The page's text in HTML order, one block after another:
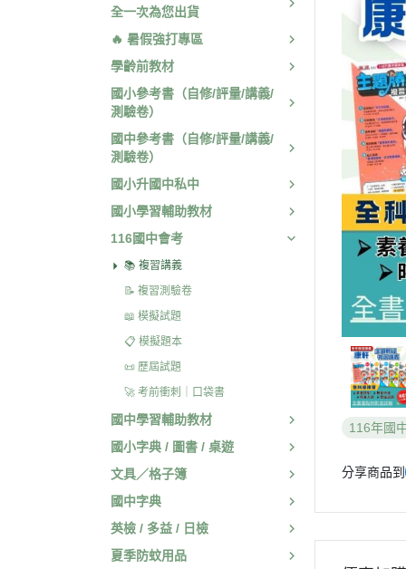
全一次為您出貨
🔥 暑假強打專區
學齡前教材
國小參考書（自修/評量/講義/
測驗卷）
國中參考書（自修/評量/講義/
測驗卷）
國小升國中私中
國小學習輔助教材
116國中會考
📚 複習講義
📝 複習測驗卷
📖 模擬試題
📋 模擬題本
📜 歷屆試題
🚀 考前衝刺｜口袋書
國中學習輔助教材
國小字典 / 圖書 / 桌遊
文具／格子簿
國中字典
英檢 / 多益 / 日檢
夏季防蚊用品
116年國
分享商品到